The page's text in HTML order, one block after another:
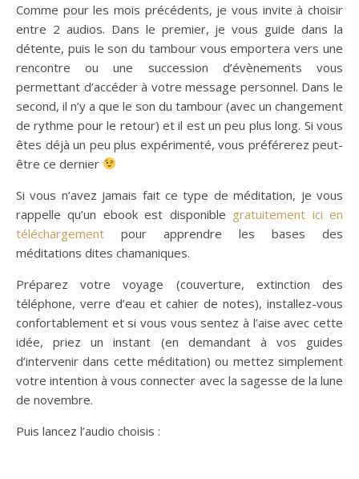
Comme pour les mois précédents, je vous invite à choisir
entre 2 audios. Dans le premier, je vous guide dans la
détente, puis le son du tambour vous emportera vers une
rencontre ou une succession d’évènements vous
permettant d’accéder à votre message personnel. Dans le
second, il n’y a que le son du tambour (avec un changement
de rythme pour le retour) et il est un peu plus long. Si vous
êtes déjà un peu plus expérimenté, vous préférerez peut-
être ce dernier
Si vous n’avez jamais fait ce type de méditation, je vous
rappelle qu’un ebook est disponible gratuitement ici en
téléchargement pour apprendre les bases des
méditations dites chamaniques.
Préparez votre voyage (couverture, extinction des
téléphone, verre d’eau et cahier de notes), installez-vous
confortablement et si vous vous sentez à l’aise avec cette
idée, priez un instant (en demandant à vos guides
d’intervenir dans cette méditation) ou mettez simplement
votre intention à vous connecter avec la sagesse de la lune
de novembre.
Puis lancez l’audio choisis :